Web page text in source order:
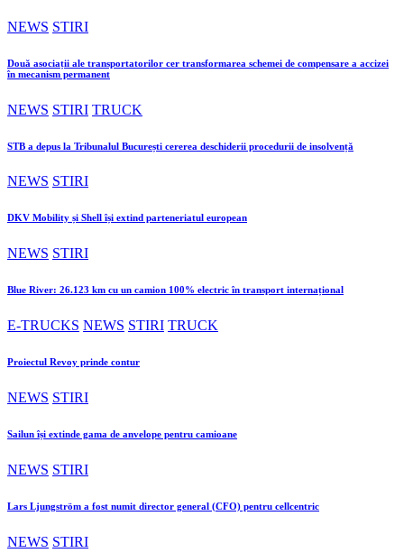
NEWS STIRI
Două asociații ale transportatorilor cer transformarea schemei de compensare a accizei
în mecanism permanent
NEWS STIRI TRUCK
STB a depus la Tribunalul București cererea deschiderii procedurii de insolvență
NEWS STIRI
DKV Mobility și Shell își extind parteneriatul european
NEWS STIRI
Blue River: 26.123 km cu un camion 100% electric în transport internațional
E-TRUCKS NEWS STIRI TRUCK
Proiectul Revoy prinde contur
NEWS STIRI
Sailun își extinde gama de anvelope pentru camioane
NEWS STIRI
Lars Ljungström a fost numit director general (CFO) pentru cellcentric
NEWS STIRI